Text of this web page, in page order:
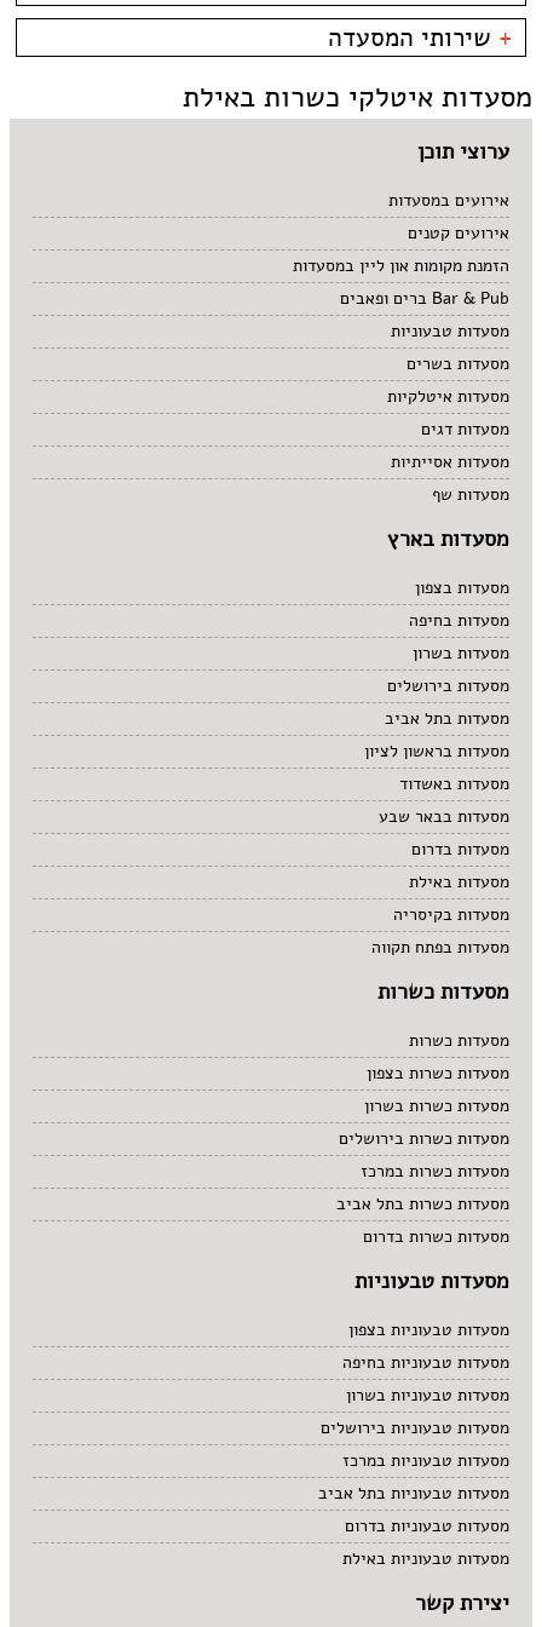
קניון מול הים - טיילת
צמחוני/טבעוני
פירות ים
סושי
אוכל ביתי
בית קפה
טאפאס בר
סיני
כשרות
כשר למהדרין
+ שירותי המסעדה
משלוחים
מסעדות איטלקי כשרות באילת
ערוצי תוכן
אירועים במסעדות
אירועים קטנים
הזמנת מקומות און ליין במסעדות
Bar & Pub ברים ופאבים
מסעדות טבעוניות
מסעדות בשרים
מסעדות איטלקיות
מסעדות דגים
מסעדות אסייתיות
מסעדות שף
מסעדות בארץ
מסעדות בצפון
מסעדות בחיפה
מסעדות בשרון
מסעדות בירושלים
מסעדות בתל אביב
מסעדות בראשון לציון
מסעדות באשדוד
מסעדות בבאר שבע
מסעדות בדרום
מסעדות באילת
מסעדות בקיסריה
מסעדות בפתח תקווה
מסעדות כשרות
מסעדות כשרות
מסעדות כשרות בצפון
מסעדות כשרות בשרון
מסעדות כשרות בירושלים
מסעדות כשרות במרכז
מסעדות כשרות בתל אביב
מסעדות כשרות בדרום
מסעדות טבעוניות
מסעדות טבעוניות בצפון
מסעדות טבעוניות בחיפה
מסעדות טבעוניות בשרון
מסעדות טבעוניות בירושלים
מסעדות טבעוניות במרכז
מסעדות טבעוניות בתל אביב
מסעדות טבעוניות בדרום
מסעדות טבעוניות באילת
יצירת קשר